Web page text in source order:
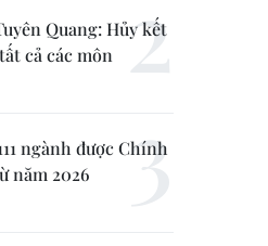
Quang: Hủy kết
cả các môn
ngành được Chính
năm 2026